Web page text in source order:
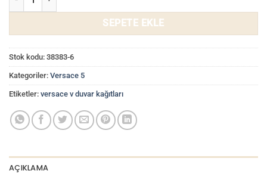
SEPETE EKLE
Stok kodu: 38383-6
Kategoriler: Versace 5
Etiketler: versace v duvar kağıtları
AÇIKLAMA